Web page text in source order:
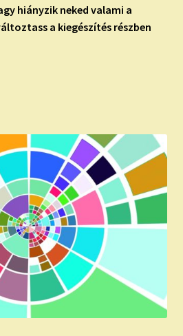
hiányzik neked valami a
a kiegészítés részben